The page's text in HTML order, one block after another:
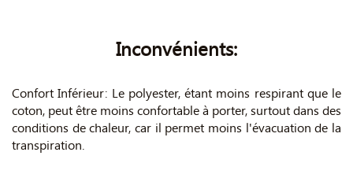
Inconvénients:
Confort Inférieur: Le polyester, étant moins respirant que le
coton, peut être moins confortable à porter, surtout dans des
conditions de chaleur, car il permet moins l'évacuation de la
transpiration.